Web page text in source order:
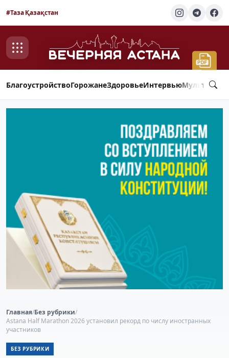
#Таза Қазақстан
БлагоустройствоГорожанеЗдоровьеИнтервью
Главная/Без рубрики/
Astana Half Marathon 2026 установил рекорд по числу иностранных
участников
БЕЗ РУБРИКИ